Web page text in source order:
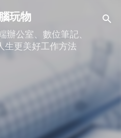
主要內容
玩物
辦公室、數位筆記、
生更美好工作方法